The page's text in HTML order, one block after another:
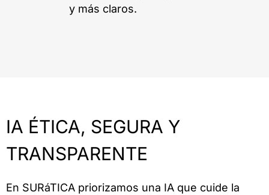
y más claros.
IA ÉTICA, SEGURA Y
TRANSPARENTE
En SURáTICA priorizamos una IA que cuide la